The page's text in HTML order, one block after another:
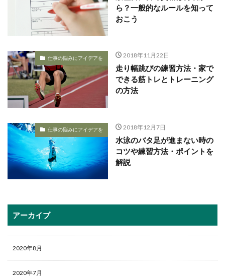
ら？一般的なルールを知って
おこう
仕事の悩みにアイデアを 2018年11月22日
走り幅跳びの練習方法・家で
できる筋トレとトレーニング
の方法
仕事の悩みにアイデアを 2018年12月7日
水泳のバタ足が進まない時の
コツや練習方法・ポイントを
解説
アーカイブ
2020年8月
2020年7月